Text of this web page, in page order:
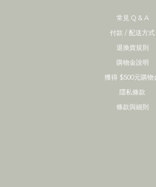
常見 Q & A
付款 / 配送方式
退換貨規則
購物金說明
獲得 $500元購物
隱私條款
條款與細則